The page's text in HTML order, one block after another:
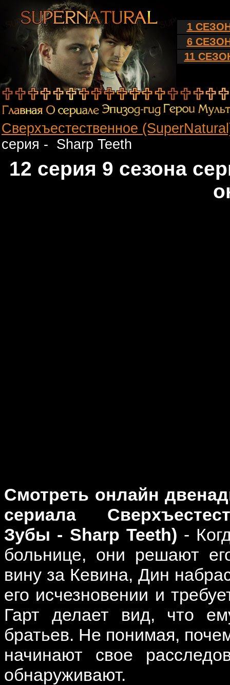
1
6
11
Сверхъестественное
серия - Sharp Teeth
12 серия 9 сезона
Смотреть онлайн
сериала
Зубы - Sharp Teeth) -
больнице, они решают
вину за Кевина, Дин
его исчезновении и
Гарт делает вид, что
братьев. Не понимая,
начинают свое
обнаруживают.